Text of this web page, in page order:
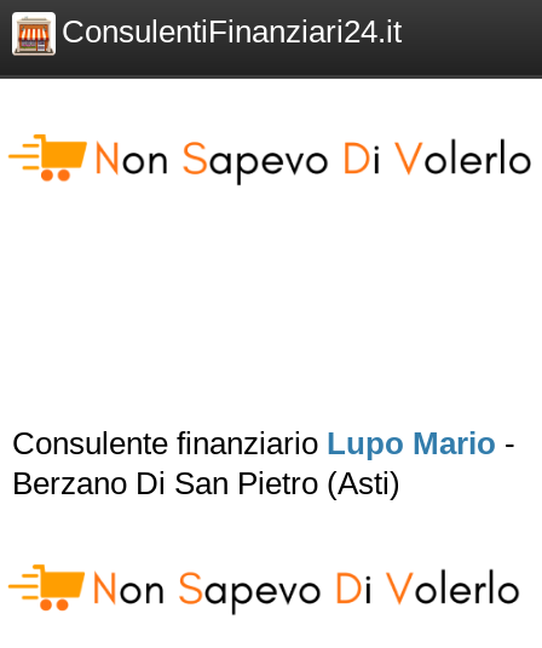
ConsulentiFinanziari24.it
Consulente finanziario Lupo Mario -
Berzano Di San Pietro (Asti)